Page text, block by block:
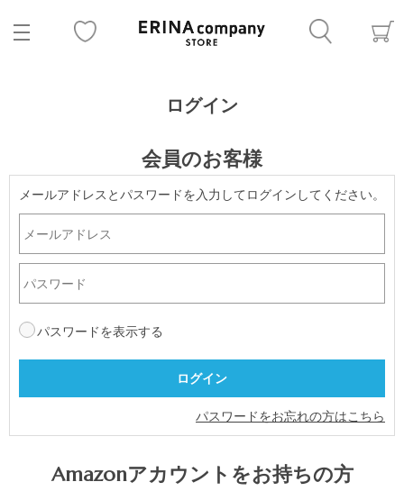
ログイン
会員のお客様
メールアドレスとパスワードを入力してログインしてください。
パスワードを表示する
パスワードをお忘れの方はこちら
Amazonアカウントをお持ちの方